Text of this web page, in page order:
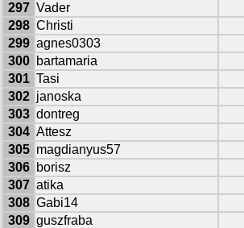
297 Vader
298 Christi
299 agnes0303
300
bartamaria
301 Tasi
302 janoska
303 dontreg
304 Attesz
305 magdianyus57
306
borisz
307 atika
308 Gabi14
309 guszfraba